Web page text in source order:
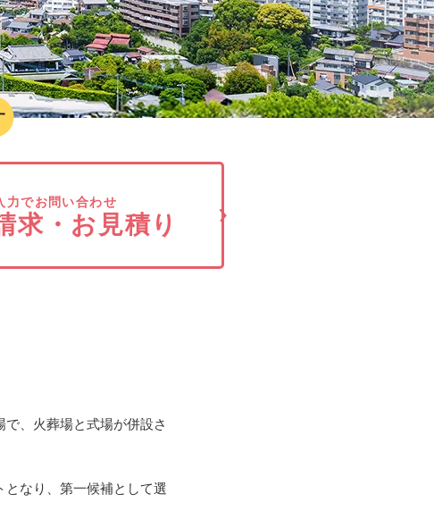
力でお問い合わせ
求・お見積り
、火葬場と式場が併設さ
なり、第一候補として選